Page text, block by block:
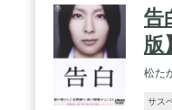
告
版
松た
サス